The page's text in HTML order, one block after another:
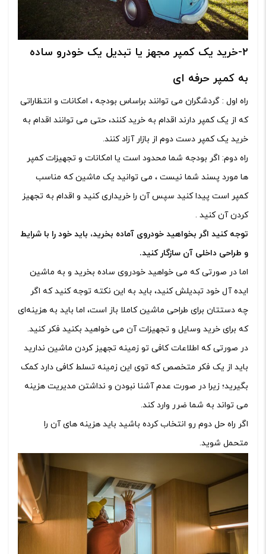
۲-خرید یک کمپر مجهز یا تبدیل یک خودرو ساده
به کمپر حرفه ای
راه اول : گردشگران می توانند براساس بودجه ، امکانات و انتظاراتی
که از یک کمپر دارند اقدام به خرید کنند، حتی می توانند اقدام به
خرید یک کمپر دست دوم از بازار آزاد کنند.
راه دوم: اگر بودجه شما محدود است یا امکانات و تجهیزات کمپر
ها مورد پسند شما نیست ، می توانید یک ماشین که مناسب
کمپر است پیدا کنید سپس آن را خریداری کنید و اقدام به تجهیز
کردن آن کنید .
توجه کنید اگر بخواهید خودروی آماده بخرید، باید خود را با شرایط
و طراحی داخلی آن سازگار کنید.
اما در صورتی که می خواهید خودروی ساده بخرید و به ماشین
ایده آل خود تبدیلش کنید، باید به این نکته توجه کنید که اگر
چه دستتان برای طراحی ماشین کاملا باز است، اما باید به هزینه‌ای
که برای خرید وسایل و تجهیزات آن می خواهید بکنید فکر کنید.
در صورتی که اطلاعات کافی تو زمینه تجهیز کردن ماشین ندارید
باید از یک فکر متخصص که توی این زمینه تسلط کافی دارد کمک
بگیرید؛ زیرا در صورت عدم آشنا نبودن و نداشتن مدیریت هزینه
می تواند به شما ضرر وارد کند.
اگر راه حل دوم رو انتخاب کرده باشید باید هزینه های آن را
متحمل شوید.